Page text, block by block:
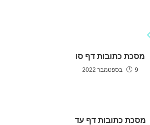
מסכת כתובות דף סו
9 בספטמבר 2022
מסכת כתובות דף עד